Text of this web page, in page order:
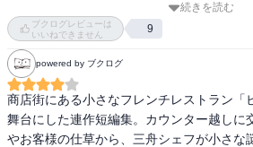
偵」というタイトルで2021年にドラマ化さ
の風貌などは原作とは管理違っていました
す。月日がたっているのもありますが、原
とができました。
でもグルメ小説を読むといつもだけど、今
ル」に行ってみたい！食してみたい！叶わ
か納得できない自分がいました笑
続きを読む
ブクログレビューは
いいねできません
9
powered by ブクログ
商店街にある小さなフレンチレストラン「
舞台にした連作短編集。カウンター越しに
やお客様の仕草から、三舟シェフが小さな